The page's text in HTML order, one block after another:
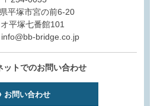
平塚市宮の前6-20
平塚七番館101
bridge.co.jp
ットでのお問い合わせ
お問い合わせ